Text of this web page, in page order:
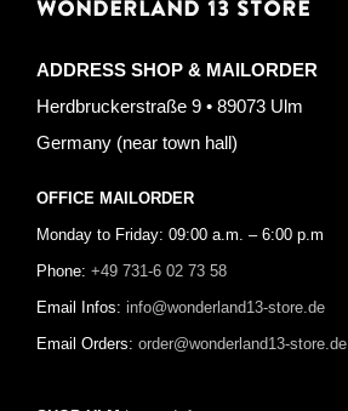
WONDERLAND 13 STORE
ADDRESS SHOP & MAILORDER
Herdbruckerstraße 9 • 89073 Ulm
Germany (near town hall)
OFFICE MAILORDER
Monday to Friday: 09:00 a.m. – 6:00 p.m
Phone: +49 731-6 02 73 58
Email Infos: info@wonderland13-store.de
Email Orders: order@wonderland13-store.de